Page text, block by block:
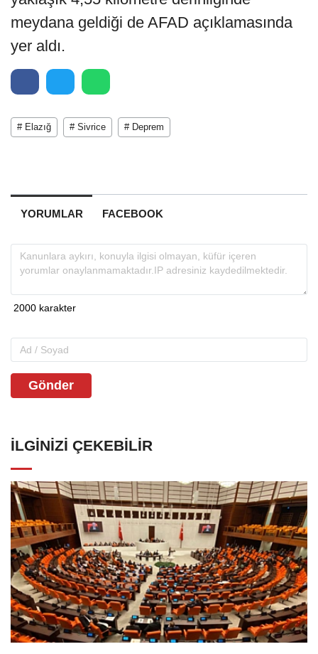
meydana geldiği de AFAD açıklamasında
yer aldı.
# Elazığ # Sivrice # Deprem
YORUMLAR FACEBOOK
Gönder
İLGINIZI ÇEKEBILIR